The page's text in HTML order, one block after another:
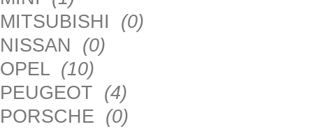
MITSUBISHI (0)
NISSAN (0)
OPEL (10)
PEUGEOT (4)
PORSCHE (0)